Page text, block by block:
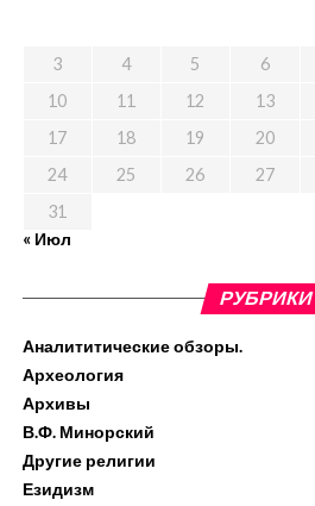
3
4 5 6
10
11 12 13
17
18 19 20
24
25 26 27
31
« Июл
РУБРИКИ
Аналититические обзоры.
Археология
Архивы
В.Ф. Минорский
Другие религии
Езидизм